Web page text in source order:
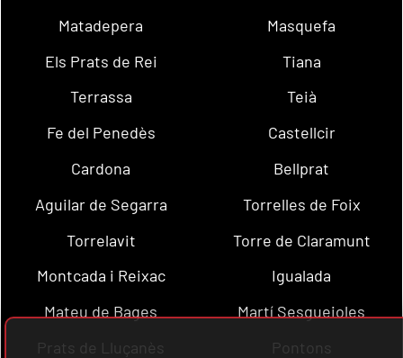
Matadepera
Masquefa
Els Prats de Rei
Tiana
Terrassa
Teià
Fe del Penedès
Castellcir
Cardona
Bellprat
Aguilar de Segarra
Torrelles de Foix
Torrelavit
Torre de Claramunt
Montcada i Reixac
Igualada
Mateu de Bages
Martí Sesgueioles
Prats de Lluçanès
Pontons